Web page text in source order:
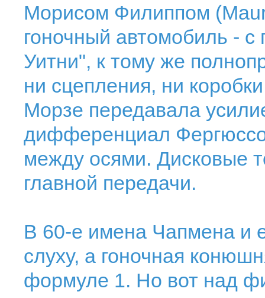
Морисом Филиппом
гоночный автомобиль - с
Уитни", к тому же
ни сцепления, ни
Морзе передавала
дифференциал
между осями. Дисковые
главной передачи.
В 60-е имена Чапмена и
слуху, а гоночная
формуле 1. Но вот над